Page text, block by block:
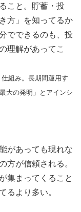
こと。貯蓄・投
方」を知ってるか
でできるのも、投
理解があってこ
組み。長期間運用す
大の発明」とアインシ
があっても現れな
方が信頼される。
集まってくること
るより多い。